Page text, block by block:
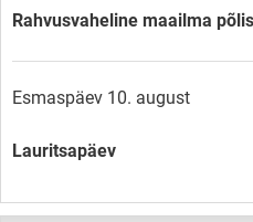
Rahvusvaheline maailma
Esmaspäev 10. august
Lauritsapäev